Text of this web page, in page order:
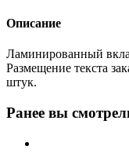
Описание
Ламинированный
Размещение текста
штук.
Ранее вы